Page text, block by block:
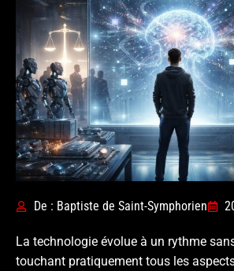
De : Baptiste de Saint-Symphorien
La technologie évolue à un rythme
touchant pratiquement tous les